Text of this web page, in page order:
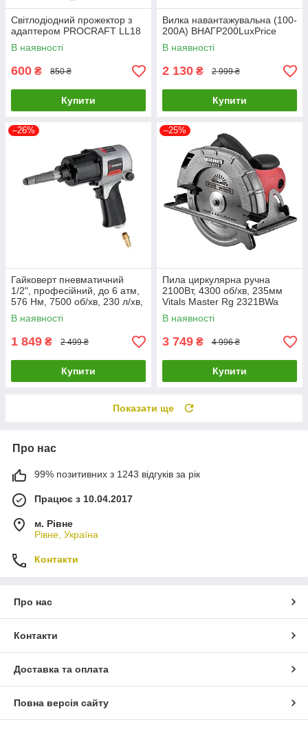
Світлодіодний прожектор з
адаптером PROCRAFT LL18
В наявності
600 ₴ 850 ₴
Купити
Вилка навантажувальна (100-
200А) ВНАГР200LuxPrice
В наявності
2 130 ₴ 2 999 ₴
Купити
–26%
Гайковерт пневматичний
1/2", професійний, до 6 атм,
576 Нм, 7500 об/хв, 230 л/хв,
STORM INTERTOOL PT-1103
В наявності
1 849 ₴ 2 499 ₴
Купити
–25%
Пила циркулярна ручна
2100Вт, 4300 об/хв, 235мм
Vitals Master Rg 2321BWa
52096
В наявності
3 749 ₴ 4 996 ₴
Купити
Показати ще
Про нас
99% позитивних з 1243 відгуків за рік
Працює з 10.04.2017
м. Рівне
Рівне, Україна
Контакти
Про нас
Контакти
Доставка та оплата
Повна версія сайту